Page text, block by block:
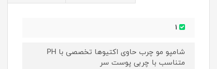
شامپو مو چرب حاوی اکتیوها تخصصی با PH
متناسب با چربی پوست سر